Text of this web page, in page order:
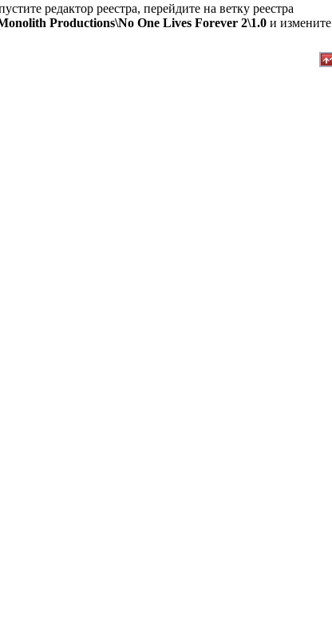
редактор реестра, перейдите на ветку реестра
Productions\No One Lives Forever 2\1.0 и измените